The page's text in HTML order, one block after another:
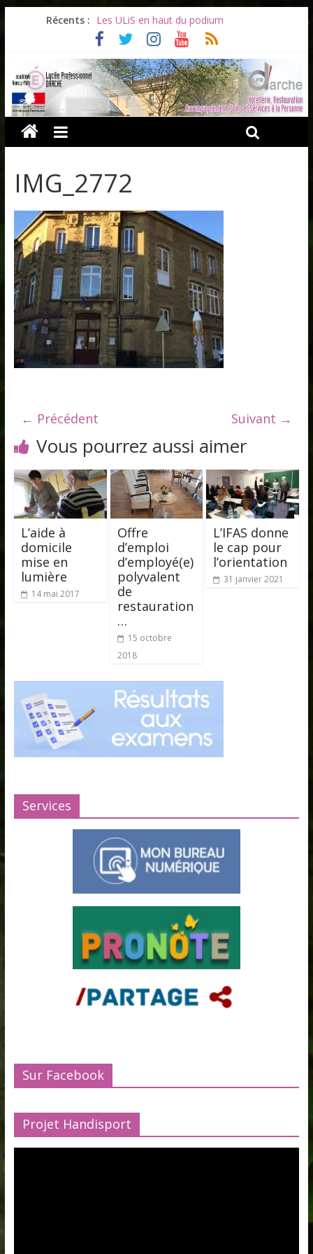
Récents : Les ULiS en haut du podium
Océane et la promotion du bénévolat
Bonnes vacances à tous !
Infos rentrée septembre 2026
Soirée d’adieux au Lycée Darche
IMG_2772
← Précédent Suivant →
Vous pourrez aussi aimer
L’aide à
domicile
mise en
lumière
14 mai 2017
Offre
d’emploi
d’employé(e)
polyvalent
de
restauration
…
15 octobre
2018
L’IFAS donne
le cap pour
l’orientation
31 janvier 2021
Services
Sur Facebook
Projet Handisport